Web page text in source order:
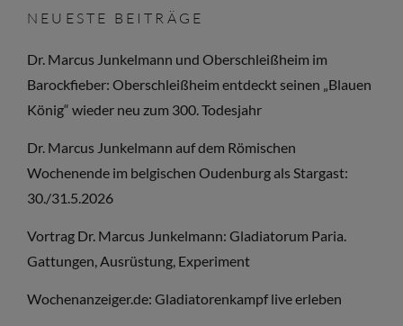
NEUESTE BEITRÄGE
Dr. Marcus Junkelmann und Oberschleißheim im
Barockfieber: Oberschleißheim entdeckt seinen „Blauen
König“ wieder neu zum 300. Todesjahr
Dr. Marcus Junkelmann auf dem Römischen
Wochenende im belgischen Oudenburg als Stargast:
30./31.5.2026
Vortrag Dr. Marcus Junkelmann: Gladiatorum Paria.
Gattungen, Ausrüstung, Experiment
Wochenanzeiger.de: Gladiatorenkampf live erleben